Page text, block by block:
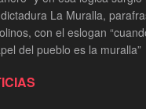
La Muralla,
con el eslogan
del pueblo es la muralla”